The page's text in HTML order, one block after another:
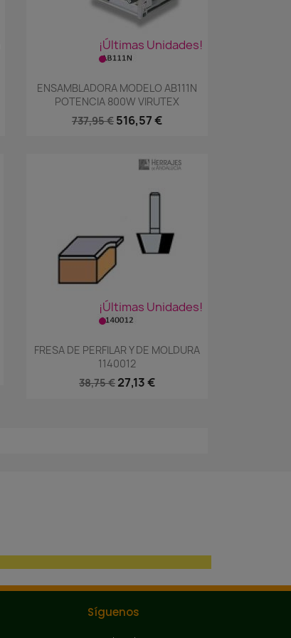
¡Últimas Unidades!
Vista rápida
ENSAMBLADORA MODELO AB111N
POTENCIA 800W VIRUTEX
737,95 € 516,57 €
¡Últimas Unidades!
Vista rápida
FRESA DE PERFILAR Y DE MOLDURA
1140012
38,75 € 27,13 €
Síguenos